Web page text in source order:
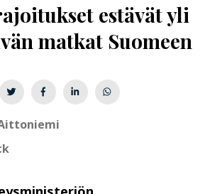
estävät yli
matkat Suomeen